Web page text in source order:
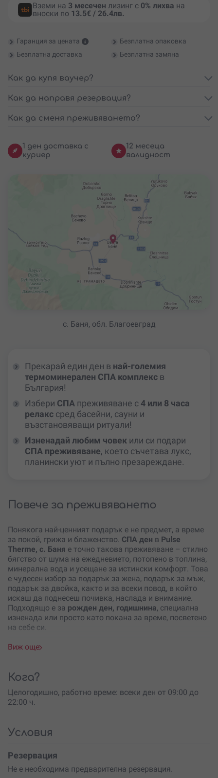
Вземи на 3 месечен лизинг с 0% лихва на
вноски по 13.5€ / 26.4лв.
Гаранция за цената
Безплатна опаковка
Безплатна доставка
Безплатна замяна
Как да купя ваучер?
Как да направя резервация?
Как да сменя преживяването?
1 ден доставка с
куриер
12 месеца
валидност
с. Баня, обл. Благоевград
Прекарай един ден в най-големия
термоминерален СПА комплекс в
България!
Избери СПА преживяване с4 или 8 часа
релакс сред басейни, сауни и
възстановяващи ритуали!
Изненадай любим човек или си подари
СПА преживяване, което съчетава лукс,
планински уют и пълно презареждане.
Повече за преживяването
Понякога най-ценният подарък е не предмет, а време
за покой, грижа и блаженство. СПА ден в Pulse
Therme, с. Баня е точно такова преживяване – стилно
бягство от шума на ежедневието, потопено в топлина,
минерална вода и усещане за истински комфорт. Това
е чудесен избор за подарък за жена, подарък за мъж,
подарък за двойка, както и за всеки повод, в който
искаш да поднесеш почивка, наслада и внимание.
Подходящо е за рожден ден, годишнина, специална
изненада или просто като покана за време, посветено
на себе си.
Преживяването се провежда в Pulse Therme в село
Комплексът предлага избор между 4-часов и 8-часов
СПА пакет, така че лесно можеш да подбереш вариант
според настроението и повода. Още с пристигането те
очаква атмосфера, която предразполага към
На разположение са 12 вътрешни и външни басейна с
Освен водните зони, можеш да се насладиш на
инфузионна, панорамна, медна и Aufguss сауна,
различни парни бани, ароматна парна баня, ледена
Виж още
Кога?
Целогодишно, работно време: всеки ден от 09:00 до
22:00 ч.
Условия
Резервация
Не е необходима предварителна резервация.